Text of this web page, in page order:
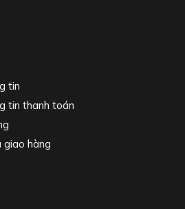
tin
tin thanh toán
giao hàng